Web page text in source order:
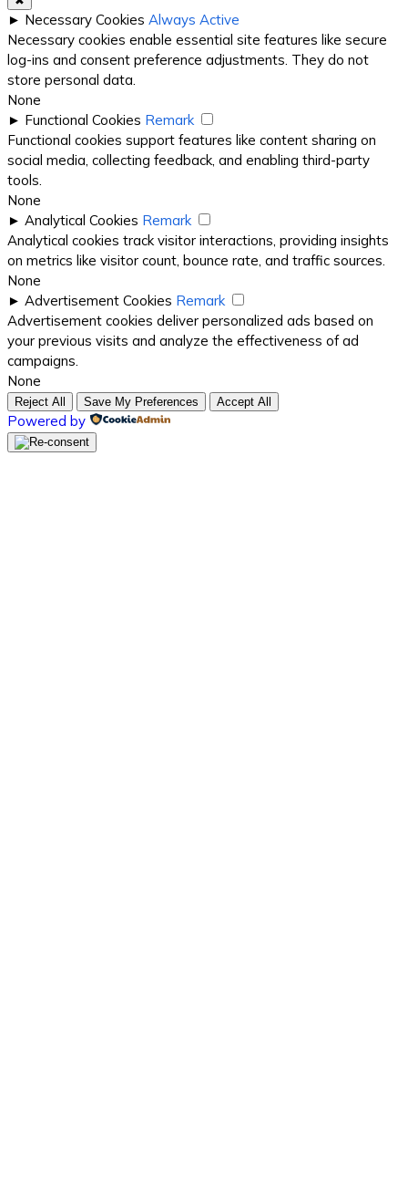
► Necessary Cookies Always Active
Necessary cookies enable essential site features like secure
log-ins and consent preference adjustments. They do not
store personal data.
None
► Functional Cookies Remark
Functional cookies support features like content sharing on
social media, collecting feedback, and enabling third-party
tools.
None
► Analytical Cookies Remark
Analytical cookies track visitor interactions, providing insights
on metrics like visitor count, bounce rate, and traffic sources.
None
► Advertisement Cookies Remark
Advertisement cookies deliver personalized ads based on
your previous visits and analyze the effectiveness of ad
campaigns.
None
Reject All Save My Preferences Accept All
Powered by